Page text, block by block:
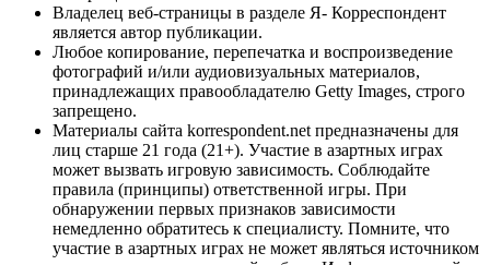
Владелец веб-страницы в разделе Я- Корреспондент
является автор публикации.
Любое копирование, перепечатка и воспроизведение
фотографий и/или аудиовизуальных материалов,
принадлежащих правообладателю Getty Images, строго
запрещено.
Материалы сайта korrespondent.net предназначены для
лиц старше 21 года (21+). Участие в азартных играх
может вызвать игровую зависимость. Соблюдайте
правила (принципы) ответственной игры. При
обнаружении первых признаков зависимости
немедленно обратитесь к специалисту. Помните, что
участие в азартных играх не может являться источником